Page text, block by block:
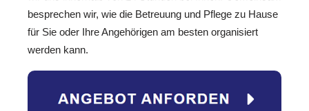
besprechen wir, wie die Betreuung und Pflege zu Hause
für Sie oder Ihre Angehörigen am besten organisiert
werden kann.